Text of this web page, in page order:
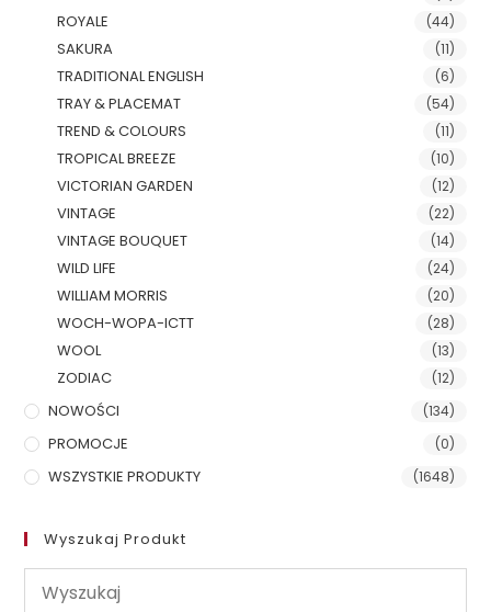
ROYALE (44)
SAKURA (11)
TRADITIONAL ENGLISH (6)
TRAY & PLACEMAT (54)
TREND & COLOURS (11)
TROPICAL BREEZE (10)
VICTORIAN GARDEN (12)
VINTAGE (22)
VINTAGE BOUQUET (14)
WILD LIFE (24)
WILLIAM MORRIS (20)
WOCH-WOPA-ICTT (28)
WOOL (13)
ZODIAC (12)
NOWOŚCI (134)
PROMOCJE (0)
WSZYSTKIE PRODUKTY (1648)
Wyszukaj Produkt